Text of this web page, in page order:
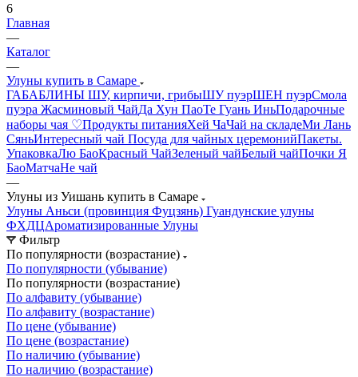
6
Главная
—
Каталог
—
Улуны купить в Самаре
ГАБАБЛИНЫ ШУ, кирпичи, грибыШУ пуэрШЕН пуэрСмола
пуэра Жасминовый ЧайДа Хун ПаоТе Гуань ИньПодарочные
наборы чая ♡Продукты питанияХей ЧаЧай на складеМи Лань
СяньИнтересный чай Посуда для чайных церемонийПакеты.
УпаковкаЛю БаоКрасный ЧайЗеленый чайБелый чайПочки Я
БаоМатчаНе чай
—
Улуны из Уишань купить в Самаре
Улуны Аньси (провинция Фуцзянь) Гуандунские улуны
ФХДЦАроматизированные Улуны
Фильтр
По популярности (возрастание)
По популярности (убывание)
По популярности (возрастание)
По алфавиту (убывание)
По алфавиту (возрастание)
По цене (убывание)
По цене (возрастание)
По наличию (убывание)
По наличию (возрастание)